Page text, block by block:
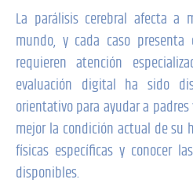
La parálisis cerebral afecta a
mundo, y cada caso presenta
requieren atención
evaluación digital ha sido
orientativo para ayudar a
mejor la condición actual de
físicas específicas y conocer
disponibles.